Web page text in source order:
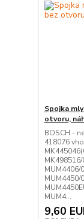
Spojka
otvoru,
BOSCH -
418076
MUM4406/
MUM4450/
MUM4...
9,60